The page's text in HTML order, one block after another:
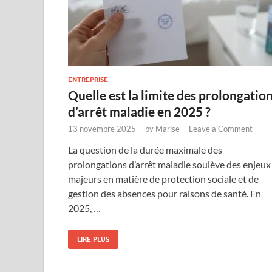
ENTREPRISE
Quelle est la limite des
d’arrêt maladie en 2025 ?
13 novembre 2025 - by Marise - Leave a Comment
La question de la durée maximale des
prolongations d’arrêt maladie soulève des enjeux
majeurs en matière de protection sociale et de
gestion des absences pour raisons de santé. En
2025, …
LIRE PLUS